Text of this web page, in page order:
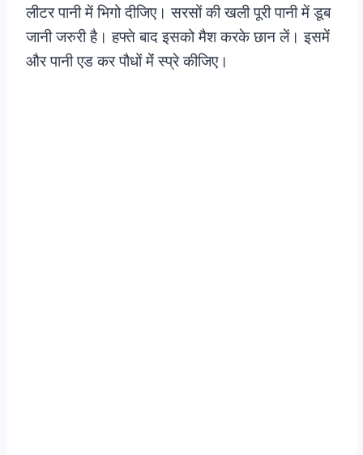
लीटर पानी में भिगो दीजिए। सरसों की खली पूरी पानी में डूब
जानी जरुरी है। हफ्ते बाद इसको मैश करके छान लें। इसमें
और पानी एड कर पौधों मेंं स्प्रे कीजिए।